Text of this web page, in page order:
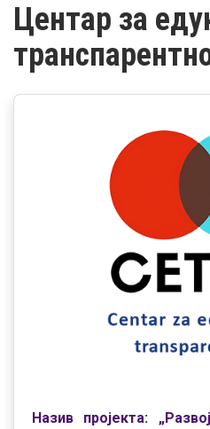
Центар за
Назив пројекта: